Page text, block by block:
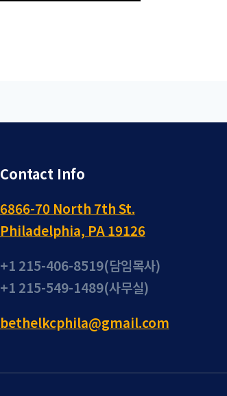
Contact Info
6866-70 North 7th St.
Philadelphia, PA 19126
+1 215-406-8519(담임목사)
+1 215-549-1489(사무실)
bethelkcphila@gmail.com